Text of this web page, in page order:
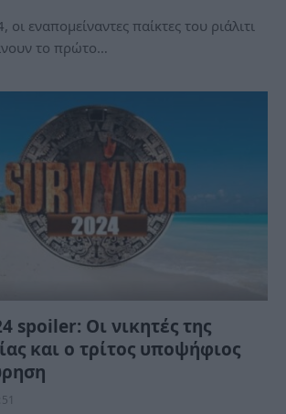
εναπομείναντες παίκτες του ριάλιτι
το πρώτο…
spoiler: Οι νικητές της
και ο τρίτος υποψήφιος